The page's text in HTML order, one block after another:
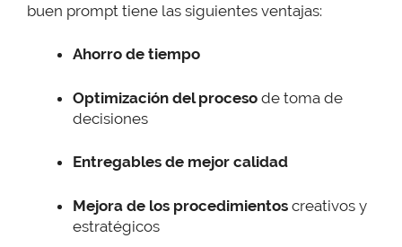
buen prompt tiene las siguientes ventajas:
Ahorro de tiempo
Optimización del proceso de toma de
decisiones
Entregables de mejor calidad
Mejora de los procedimientos creativos y
estratégicos